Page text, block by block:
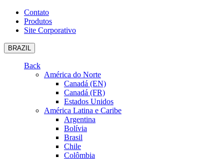
Contato
Produtos
Site Corporativo
BRAZIL
Back
América do Norte
Canadá (EN)
Canadá (FR)
Estados Unidos
América Latina e Caribe
Argentina
Bolívia
Brasil
Chile
Colômbia